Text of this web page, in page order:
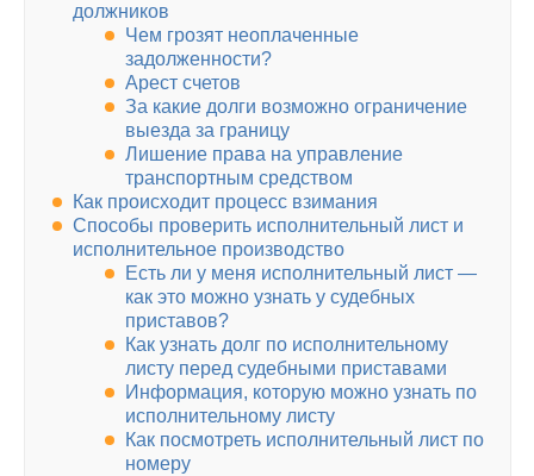
должников
Чем грозят неоплаченные
задолженности?
Арест счетов
За какие долги возможно ограничение
выезда за границу
Лишение права на управление
транспортным средством
Как происходит процесс взимания
Способы проверить исполнительный лист и
исполнительное производство
Есть ли у меня исполнительный лист —
как это можно узнать у судебных
приставов?
Как узнать долг по исполнительному
листу перед судебными приставами
Информация, которую можно узнать по
исполнительному листу
Как посмотреть исполнительный лист по
номеру